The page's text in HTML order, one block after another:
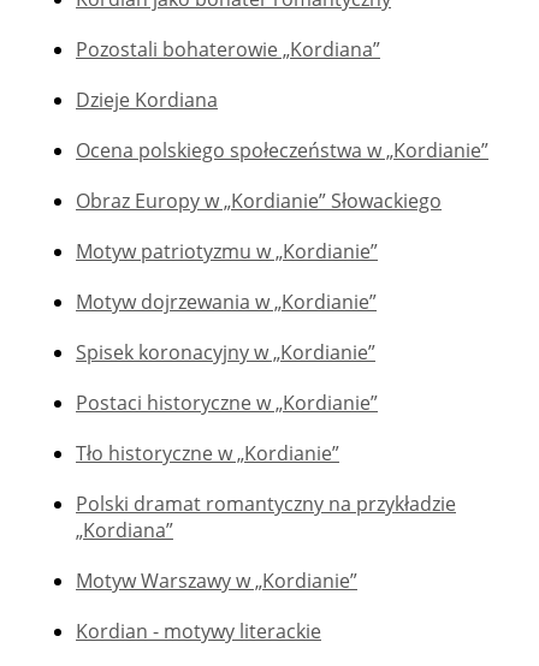
Pozostali bohaterowie „Kordiana”
Dzieje Kordiana
Ocena polskiego społeczeństwa w „Kordianie”
Obraz Europy w „Kordianie” Słowackiego
Motyw patriotyzmu w „Kordianie”
Motyw dojrzewania w „Kordianie”
Spisek koronacyjny w „Kordianie”
Postaci historyczne w „Kordianie”
Tło historyczne w „Kordianie”
Polski dramat romantyczny na przykładzie
„Kordiana”
Motyw Warszawy w „Kordianie”
Kordian - motywy literackie